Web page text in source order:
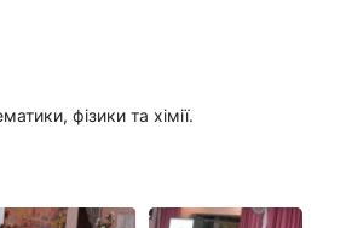
фізики та хімії.